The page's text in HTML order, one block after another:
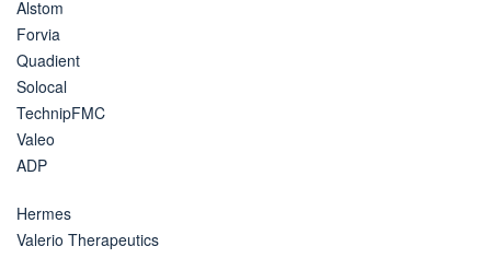
Alstom
Forvia
Quadient
Solocal
TechnipFMC
Valeo
ADP
Hermes
Valerio Therapeutics